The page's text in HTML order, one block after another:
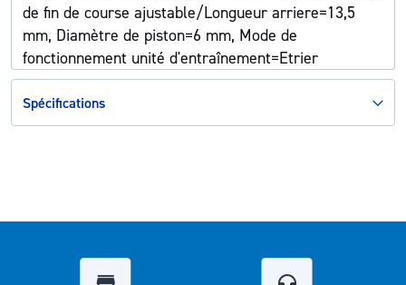
de fin de course ajustable/Longueur arriere=13,5
mm, Diamètre de piston=6 mm, Mode de
fonctionnement unité d'entraînement=Etrier
Spécifications